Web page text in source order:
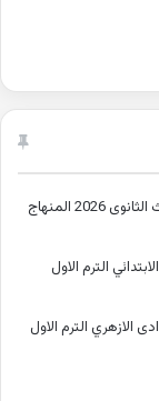
تحميل كتاب الامتحان في الكيمياء جزء الشرح للصف الثالث الثانوى 2026 المنهاج
الترم الاول
الازهري الترم الاول